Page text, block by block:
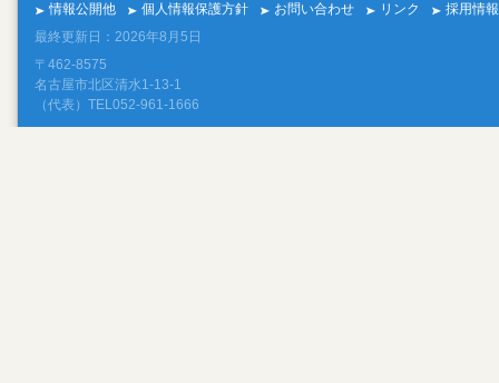
情報公開他 個人情報保護方針 お問い合わせ リンク
採用情報
最終更新日：2026年8月5日
〒462-8575
名古屋市北区清水1-13-1
（代表）TEL052-961-1666